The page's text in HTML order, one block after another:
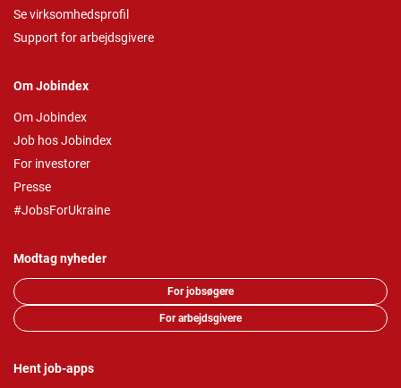
Se virksomhedsprofil
Support for arbejdsgivere
Om Jobindex
Om Jobindex
Job hos Jobindex
For investorer
Presse
#JobsForUkraine
Modtag nyheder
For jobsøgere
For arbejdsgivere
Hent job-apps